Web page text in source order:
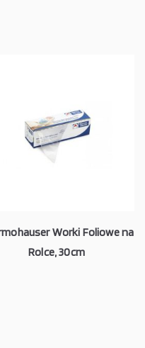
Worki Foliowe na
Rolce, 30cm